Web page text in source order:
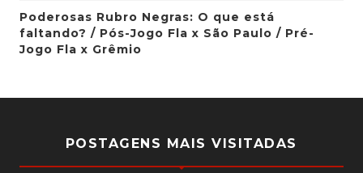
Poderosas Rubro Negras: O que está
faltando? / Pós-Jogo Fla x São Paulo / Pré-
Jogo Fla x Grêmio
POSTAGENS MAIS VISITADAS